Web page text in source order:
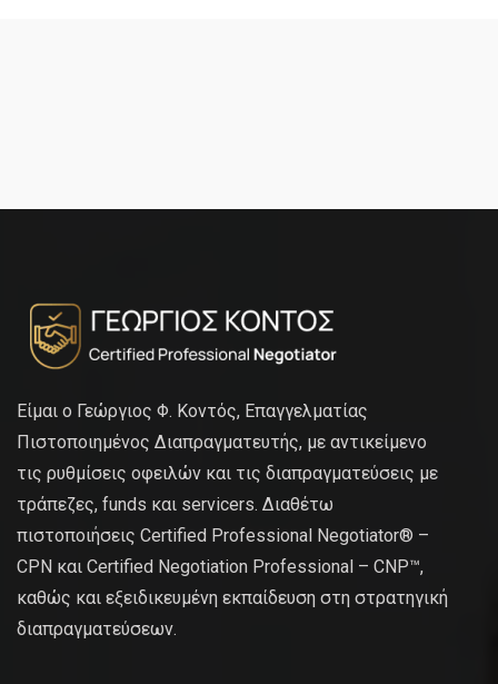
Είμαι ο Γεώργιος Φ. Κοντός, Επαγγελματίας
Πιστοποιημένος Διαπραγματευτής, με αντικείμενο
τις ρυθμίσεις οφειλών και τις διαπραγματεύσεις με
τράπεζες, funds και servicers. Διαθέτω
πιστοποιήσεις Certified Professional Negotiator® –
CPN και Certified Negotiation Professional – CNP™,
καθώς και εξειδικευμένη εκπαίδευση στη στρατηγική
διαπραγματεύσεων.